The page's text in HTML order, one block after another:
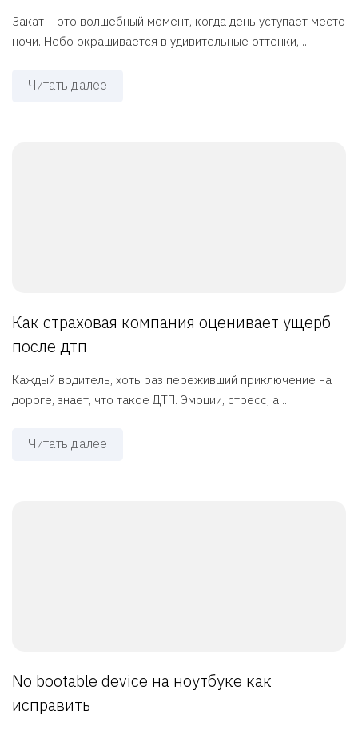
Закат – это волшебный момент, когда день уступает место
ночи. Небо окрашивается в удивительные оттенки, ...
Читать далее
Как страховая компания оценивает ущерб
после дтп
Каждый водитель, хоть раз переживший приключение на
дороге, знает, что такое ДТП. Эмоции, стресс, а ...
Читать далее
No bootable device на ноутбуке как
исправить